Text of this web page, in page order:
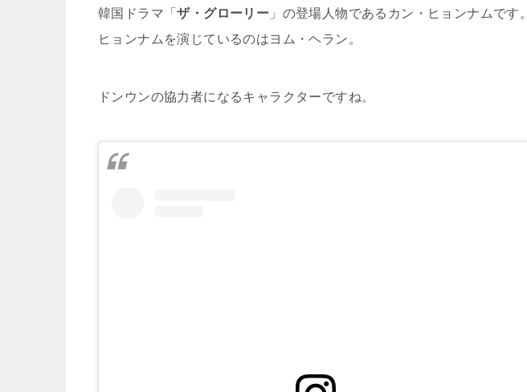
韓国ドラマ「ザ・グローリー 」の登場人物であるカン・ヒョンナムです。
ヒョンナムを演じているのはヨム・ヘラン。
ドンウンの協力者になるキャラクターですね。